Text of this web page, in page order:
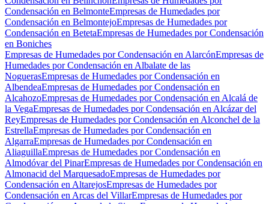
Condensación en BelmonteEmpresas de Humedades por
Condensación en BelmontejoEmpresas de Humedades por
Condensación en BetetaEmpresas de Humedades por Condensación
en Boniches
Empresas de Humedades por Condensación en AlarcónEmpresas de
Humedades por Condensación en Albalate de las
NoguerasEmpresas de Humedades por Condensación en
AlbendeaEmpresas de Humedades por Condensación en
AlcahozoEmpresas de Humedades por Condensación en Alcalá de
la VegaEmpresas de Humedades por Condensación en Alcázar del
ReyEmpresas de Humedades por Condensación en Alconchel de la
EstrellaEmpresas de Humedades por Condensación en
AlgarraEmpresas de Humedades por Condensación en
AliaguillaEmpresas de Humedades por Condensación en
Almodóvar del PinarEmpresas de Humedades por Condensación en
Almonacid del MarquesadoEmpresas de Humedades por
Condensación en AltarejosEmpresas de Humedades por
Condensación en Arcas del VillarEmpresas de Humedades por